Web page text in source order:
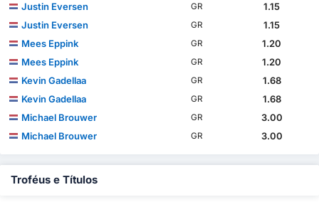
Justin Eversen GR
1.15
Justin Eversen
GR
1.15
Mees Eppink
GR
1.20
Mees Eppink
GR
1.20
Kevin Gadellaa
GR
1.68
Kevin Gadellaa
GR
1.68
Michael Brouwer
GR
3.00
Michael Brouwer
GR 3.00
Troféus e Títulos